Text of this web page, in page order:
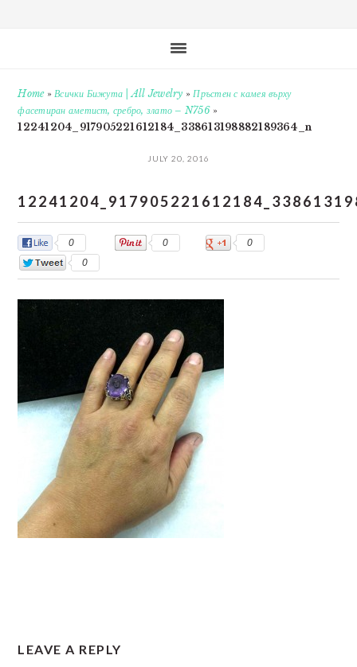
Home»Всички Бижута | All Jewelry »Пръстен с камея върху
фасетиран аметист, сребро, злато – N756»
12241204_917905221612184_338613198882189364_n
JULY 20, 2016
0 0
0
0
INTERACTIONS
LEAVE A REPLY